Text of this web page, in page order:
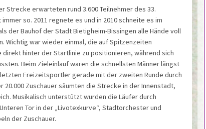
Strecke erwarteten rund 3.600 Teilnehmer des 33.
so. 2011 regnete es und in 2010 schneite es im
der Bauhof der Stadt Bietigheim-Bissingen alle Hände voll
Wichtig war wieder einmal, die auf Spitzenzeiten
hinter der Startlinie zu positionieren, während sich
Beim Zieleinlauf waren die schnellsten Männer längst
Freizeitsportler gerade mit der zweiten Runde durch
20.000 Zuschauer säumten die Strecke in der Innenstadt,
Musikalisch unterstützt wurden die Läufer durch
Tor in der „Livotexkurve“, Stadtorchester und
der Zuschauer.